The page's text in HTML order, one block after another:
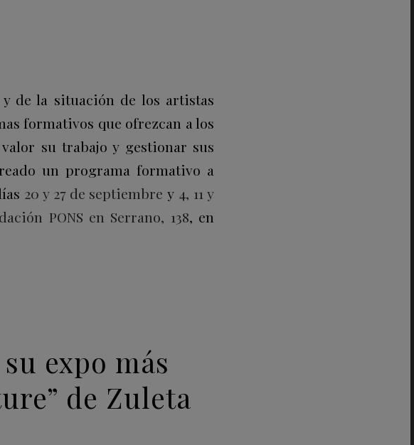
de la situación de los artistas
formativos que ofrezcan a los
su trabajo y gestionar sus
un programa formativo a
20 y 27 de septiembre y 4, 11 y
PONS en Serrano, 138, en
expo más
de Zuleta